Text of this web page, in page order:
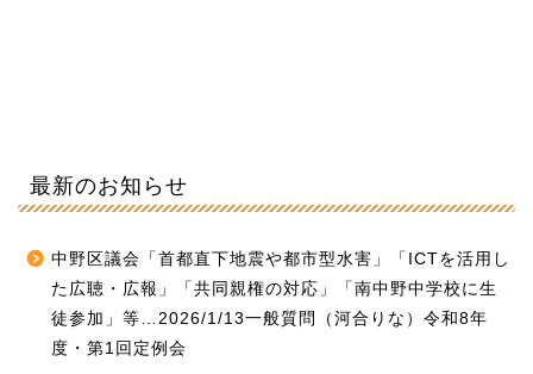
最新のお知らせ
中野区議会「首都直下地震や都市型水害」「ICTを活用し
た広聴・広報」「共同親権の対応」「南中野中学校に生
徒参加」等…2026/1/13一般質問（河合りな）令和8年
度・第1回定例会